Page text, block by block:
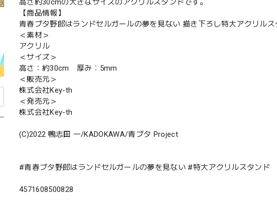
高さ約30cmの大きなサイズのアクリルスタンドです。
【商品情報】
青春ブタ野郎はランドセルガールの夢を見ない 描き下ろし特大アクリル
＜素材＞
アクリル
＜サイズ＞
高さ：約30cm 厚み：5mm
＜販売元＞
株式会社Key-th
＜発売元＞
株式会社Key-th
(C)2022 鴨志田 一/KADOKAWA/青ブタ Project
#青春ブタ野郎はランドセルガールの夢を見ない #特大アクリルスタンド
4571608500828